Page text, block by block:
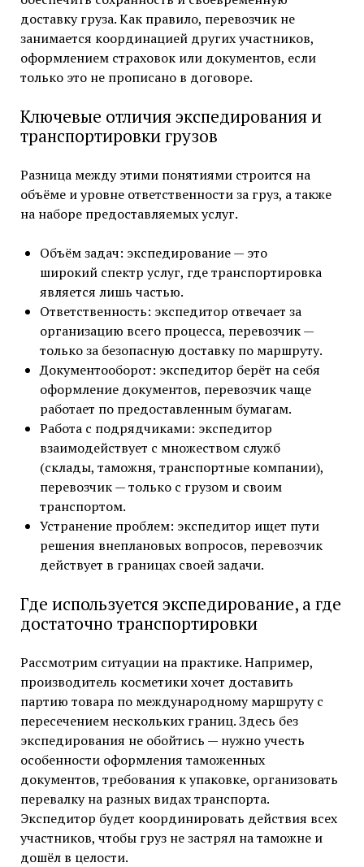
доставку груза. Как правило, перевозчик не
занимается координацией других участников,
оформлением страховок или документов, если
только это не прописано в договоре.
Ключевые отличия экспедирования и
транспортировки грузов
Разница между этими понятиями строится на
объёме и уровне ответственности за груз, а также
на наборе предоставляемых услуг.
Объём задач: экспедирование — это
широкий спектр услуг, где транспортировка
является лишь частью.
Ответственность: экспедитор отвечает за
организацию всего процесса, перевозчик —
только за безопасную доставку по маршруту.
Документооборот: экспедитор берёт на себя
оформление документов, перевозчик чаще
работает по предоставленным бумагам.
Работа с подрядчиками: экспедитор
взаимодействует с множеством служб
(склады, таможня, транспортные компании),
перевозчик — только с грузом и своим
транспортом.
Устранение проблем: экспедитор ищет пути
решения внеплановых вопросов, перевозчик
действует в границах своей задачи.
Где используется экспедирование, а где
достаточно транспортировки
Рассмотрим ситуации на практике. Например,
производитель косметики хочет доставить
партию товара по международному маршруту с
пересечением нескольких границ. Здесь без
экспедирования не обойтись — нужно учесть
особенности оформления таможенных
документов, требования к упаковке, организовать
перевалку на разных видах транспорта.
Экспедитор будет координировать действия всех
участников, чтобы груз не застрял на таможне и
дошёл в целости.